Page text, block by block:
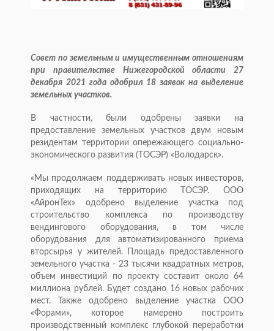
Совет по земельным и имущественным отношениям
при правительстве Нижегородской области 27
декабря 2021 года одобрил 18 заявок на выделение
земельных участков.
В частности, были одобрены заявки на
предоставление земельных участков двум новым
резидентам территории опережающего социально-
экономического развития (ТОСЭР) «Володарск».
«Мы продолжаем поддерживать новых инвесторов,
приходящих на территорию ТОСЭР. ООО
«АйронТех» одобрено выделение участка под
строительство комплекса по производству
вендингового оборудования, в том числе
оборудования для автоматизированного приема
вторсырья у жителей. Площадь предоставленного
земельного участка - 23 тысячи квадратных метров,
объем инвестиций по проекту составит около 64
миллиона рублей. Будет создано 16 новых рабочих
мест. Также одобрено выделение участка ООО
«Форами», которое намерено построить
производственный комплекс глубокой переработки